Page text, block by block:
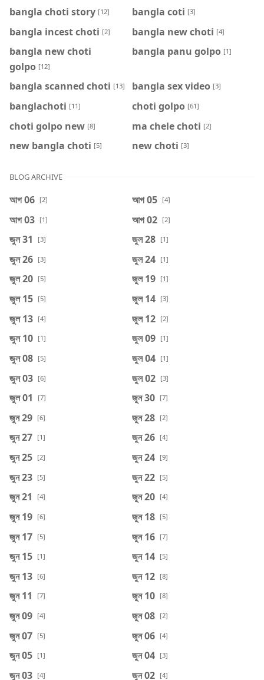
bangla choti story [12] bangla coti [3]
bangla incest choti [2] bangla new choti [4]
bangla new choti
golpo [12]
bangla panu golpo [1]
bangla scanned choti [13] bangla sex video [3]
banglachoti [11] choti golpo [61]
choti golpo new [8] ma chele choti [2]
new bangla choti [5] new choti [3]
BLOG ARCHIVE
আগ 06 [2] আগ 05 [4]
আগ 03 [1] আগ 02 [2]
জুল 31 [3] জুল 28 [1]
জুল 26 [3] জুল 24 [1]
জুল 20 [5] জুল 19 [1]
জুল 15 [5] জুল 14 [3]
জুল 13 [4] জুল 12 [2]
জুল 10 [1] জুল 09 [1]
জুল 08 [5] জুল 04 [1]
জুল 03 [6] জুল 02 [3]
জুল 01 [7] জুন 30 [7]
জুন 29 [6] জুন 28 [2]
জুন 27 [1] জুন 26 [4]
জুন 25 [2] জুন 24 [9]
জুন 23 [5] জুন 22 [5]
জুন 21 [4] জুন 20 [4]
জুন 19 [6] জুন 18 [5]
জুন 17 [5] জুন 16 [7]
জুন 15 [1] জুন 14 [5]
জুন 13 [6] জুন 12 [8]
জুন 11 [7] জুন 10 [8]
জুন 09 [4] জুন 08 [2]
জুন 07 [5] জুন 06 [4]
জুন 05 [1] জুন 04 [3]
জুন 03 [4] জুন 02 [4]